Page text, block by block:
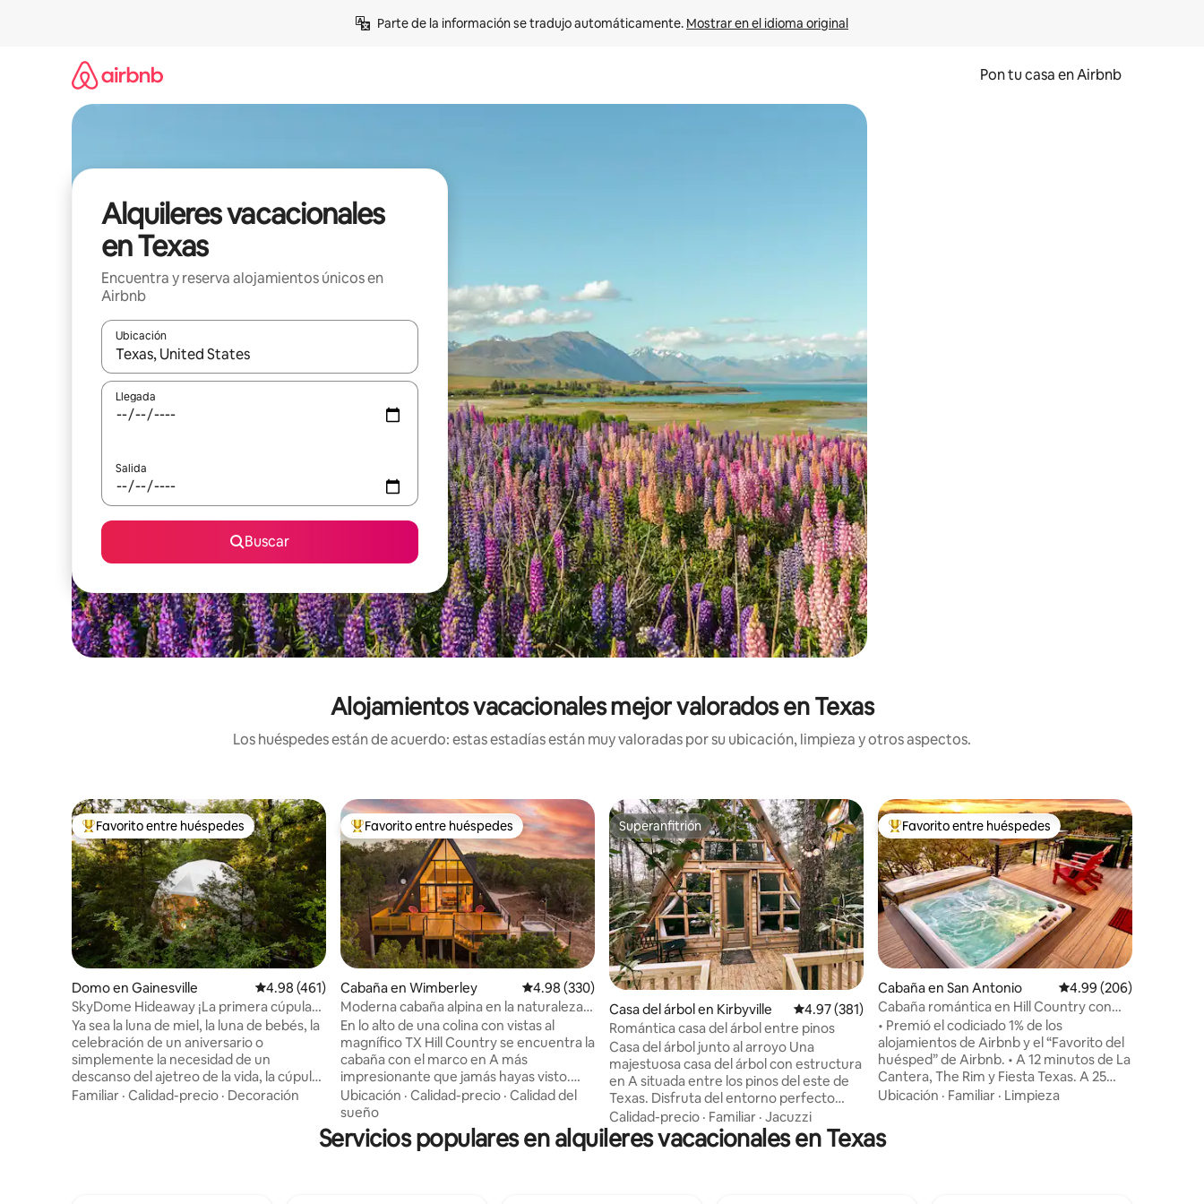
Parte de la información se tradujo automáticamente. Mostrar en el idioma original
Pon tu casa en Airbnb
Alquileres vacacionales
en Texas
Encuentra y reserva alojamientos únicos en
Airbnb
Ubicación
Cuando los resultados estén disponibles, navega con las teclas de flecha hacia arriba y hacia abajo o explora con el tacto o desliza el dedo.
Llegada
Salida
Buscar
Alojamientos vacacionales mejor valorados en Texas
Los huéspedes están de acuerdo: estas estadías están muy valoradas por su ubicación, limpieza y otros aspectos.
Favorito entre huéspedes preferido
Favorito entre huéspedes
Domo en Gainesville Calificación promedio: 4.98 de 5, 461 reseñas
4.98 (461)
SkyDome Hideaway ¡La primera cúpula
de lujo en DFW!
Ya sea la luna de miel, la luna de bebés, la
celebración de un aniversario o
simplemente la necesidad de un
descanso del ajetreo de la vida, la cúpula
de lujo SkyDome Hideaway
volver a conectar, renovar y rejuvenecer.
Familiar · Calidad-precio · Decoración
Favorito entre huéspedes preferido
Favorito entre huéspedes
Cabaña en Wimberley Calificación promedio: 4.98 de 5, 330 reseñas
4.98 (330)
Moderna cabaña alpina en la naturaleza
**jacuzzi y vistas**
En lo alto de una colina con vistas al
magnífico TX Hill Country se encuentra la
cabaña con el marco en A más
impresionante que jamás hayas visto.
Con una mezcla de estilo de mediados
de siglo y toques artísticos, este espacio
es precioso. La cabaña está escondida en
un bolsillo de naturaleza rodeado de 3
Ubicación · Calidad-precio · Calidad del
sueño
Superanfitrión
Superanfitrión
Casa del árbol en Kirbyville Calificación promedio: 4.97 de 5, 381 reseñas
4.97 (381)
Romántica casa del árbol entre pinos
Casa del árbol junto al arroyo Una
majestuosa casa del árbol con estructura
en A situada entre los pinos del este de
Texas. Disfruta del entorno perfecto
para un retiro tranquilo en la campiña
boscosa sin renunciar a las comodidades
modernas. En el interior encontrarás una
Calidad-precio · Familiar · Jacuzzi
Favorito entre huéspedes preferido
Favorito entre huéspedes
Cabaña en San Antonio Calificación promedio:
4.99 (206)
Cabaña romántica en Hill Country con
jacuzzi privado
• Premió el codiciado 1% de los
alojamientos de Airbnb y el “Favorito del
huésped” de Airbnb. • A 12 minutos de La
Cantera, The Rim y Fiesta Texas. A 25
minutos del centro/Riverwalk y SeaWorld
planetas en una noche clara en Hill
Ubicación · Familiar · Limpieza
Servicios populares en alquileres vacacionales en Texas